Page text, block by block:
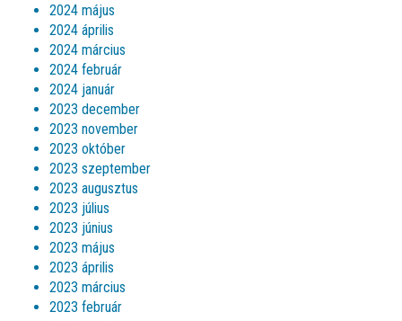
2024 május
2024 április
2024 március
2024 február
2024 január
2023 december
2023 november
2023 október
2023 szeptember
2023 augusztus
2023 július
2023 június
2023 május
2023 április
2023 március
2023 február